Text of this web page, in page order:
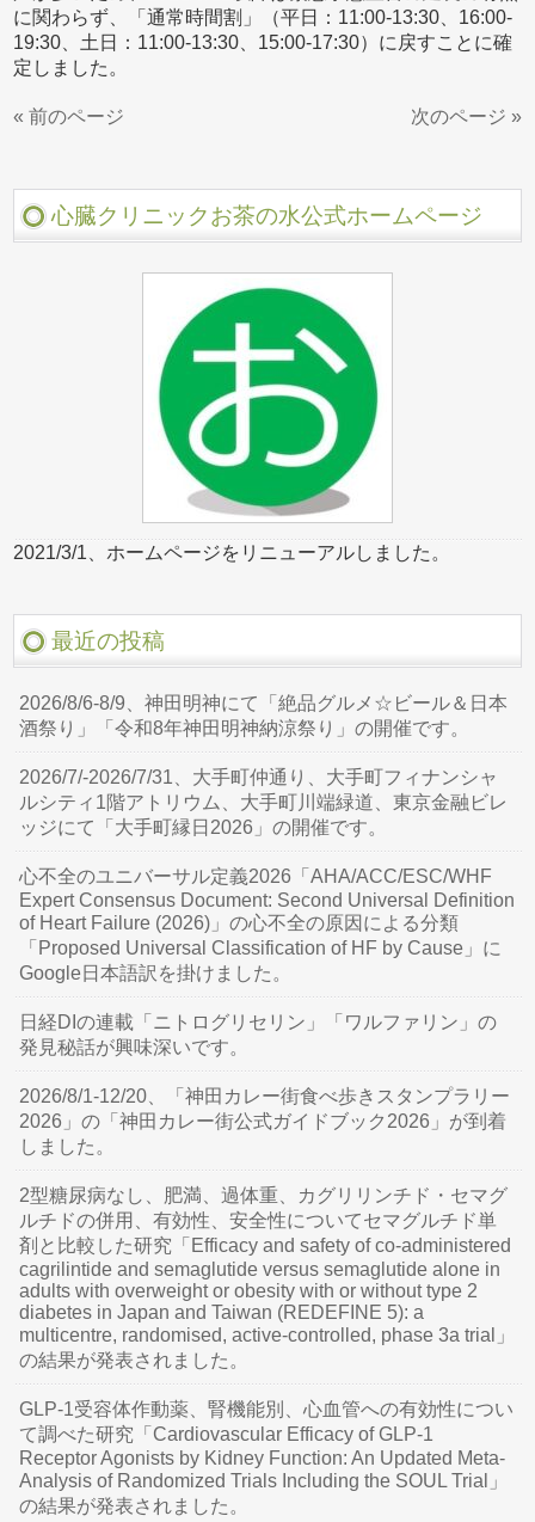
に関わらず、「通常時間割」（平日：11:00-13:30、16:00-
19:30、土日：11:00-13:30、15:00-17:30）に戻すことに確
定しました。
« 前のページ 次のページ »
心臓クリニックお茶の水公式ホームページ
2021/3/1、ホームページをリニューアルしました。
最近の投稿
2026/8/6-8/9、神田明神にて「絶品グルメ☆ビール＆日本
酒祭り」「令和8年神田明神納涼祭り」の開催です。
2026/7/-2026/7/31、大手町仲通り、大手町フィナンシャ
ルシティ1階アトリウム、大手町川端緑道、東京金融ビレ
ッジにて「大手町縁日2026」の開催です。
心不全のユニバーサル定義2026「AHA/ACC/ESC/WHF
Expert Consensus Document: Second Universal Definition
of Heart Failure (2026)」の心不全の原因による分類
「Proposed Universal Classification of HF by Cause」に
Google日本語訳を掛けました。
日経DIの連載「ニトログリセリン」「ワルファリン」の
発見秘話が興味深いです。
2026/8/1-12/20、「神田カレー街食べ歩きスタンプラリー
2026」の「神田カレー街公式ガイドブック2026」が到着
しました。
2型糖尿病なし、肥満、過体重、カグリリンチド・セマグ
ルチドの併用、有効性、安全性についてセマグルチド単
剤と比較した研究「Efficacy and safety of co-administered
cagrilintide and semaglutide versus semaglutide alone in
adults with overweight or obesity with or without type 2
diabetes in Japan and Taiwan (REDEFINE 5): a
multicentre, randomised, active-controlled, phase 3a trial」
の結果が発表されました。
GLP-1受容体作動薬、腎機能別、心血管への有効性につい
て調べた研究「Cardiovascular Efficacy of GLP-1
Receptor Agonists by Kidney Function: An Updated Meta-
Analysis of Randomized Trials Including the SOUL Trial」
の結果が発表されました。